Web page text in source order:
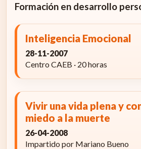
Formación en desarrollo
Inteligencia Emocional
28-11-2007
Centro CAEB · 20 horas
Vivir una vida plena y
miedo a la muerte
26-04-2008
Impartido por Mariano Bueno